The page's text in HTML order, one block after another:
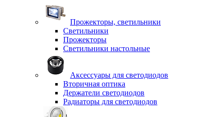
Прожекторы, светильники
Светильники
Прожекторы
Светильники настольные
Аксессуары для светодиодов
Вторичная оптика
Держатели светодиодов
Радиаторы для светодиодов